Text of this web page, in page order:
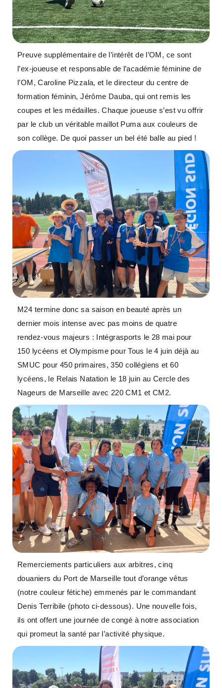
Preuve supplémentaire de l’intérêt de l’OM, ce sont
l’ex-joueuse et responsable de l’académie féminine de
l’OM, Caroline Pizzala, et le directeur du centre de
formation féminin, Jérôme Dauba, qui ont remis les
coupes et les médailles. Chaque joueuse s’est vu offrir
par le club un véritable maillot Puma aux couleurs de
son collège. De quoi passer un bel été balle au pied !
M24 termine donc sa saison en beauté après un
dernier mois intense avec pas moins de quatre
rendez-vous majeurs : Intégrasports le 28 mai pour
150 lycéens et Olympisme pour Tous le 4 juin déjà au
SMUC pour 450 primaires, 350 collégiens et 60
lycéens, le Relais Natation le 18 juin au Cercle des
Nageurs de Marseille avec 220 CM1 et CM2.
Remerciements particuliers aux arbitres, cinq
douaniers du Port de Marseille tout d’orange vêtus
(notre couleur fétiche) emmenés par le commandant
Denis Terribile (photo ci-dessous). Une nouvelle fois,
ils ont offert une journée de congé à notre association
qui promeut la santé par l’activité physique.